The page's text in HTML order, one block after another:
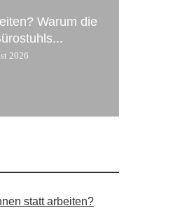
Warum die
2026
statt arbeiten?